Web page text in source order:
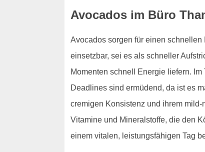
Avocados im Büro
Avocados sorgen für einen
einsetzbar, sei es als schneller
Momenten schnell Energie liefern.
Deadlines sind ermüdend, da ist es
cremigen Konsistenz und ihrem
Vitamine und Mineralstoffe, die den
einem vitalen, leistungsfähigen Tag